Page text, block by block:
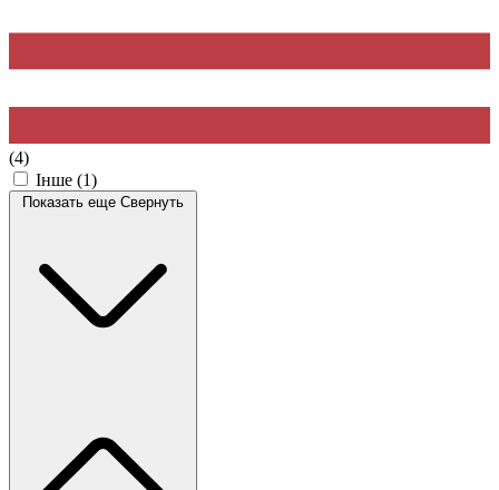
(4)
Інше (1)
Показать еще Свернуть